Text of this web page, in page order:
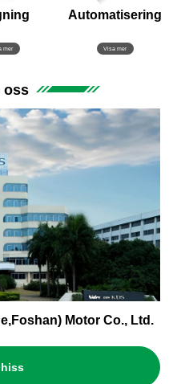
mer
Automatisering
Visa mer
oss
Motor Co., Ltd.